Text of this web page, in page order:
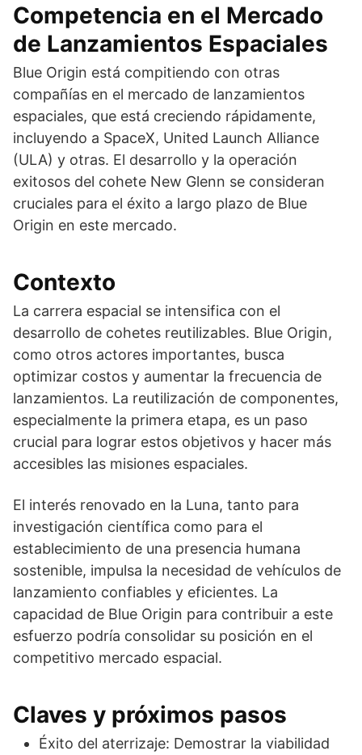
Competencia en el Mercado
de Lanzamientos Espaciales
Blue Origin está compitiendo con otras
compañías en el mercado de lanzamientos
espaciales, que está creciendo rápidamente,
incluyendo a SpaceX, United Launch Alliance
(ULA) y otras. El desarrollo y la operación
exitosos del cohete New Glenn se consideran
cruciales para el éxito a largo plazo de Blue
Origin en este mercado.
Contexto
La carrera espacial se intensifica con el
desarrollo de cohetes reutilizables. Blue Origin,
como otros actores importantes, busca
optimizar costos y aumentar la frecuencia de
lanzamientos. La reutilización de componentes,
especialmente la primera etapa, es un paso
crucial para lograr estos objetivos y hacer más
accesibles las misiones espaciales.
El interés renovado en la Luna, tanto para
investigación científica como para el
establecimiento de una presencia humana
sostenible, impulsa la necesidad de vehículos de
lanzamiento confiables y eficientes. La
capacidad de Blue Origin para contribuir a este
esfuerzo podría consolidar su posición en el
competitivo mercado espacial.
Claves y próximos pasos
Éxito del aterrizaje: Demostrar la viabilidad